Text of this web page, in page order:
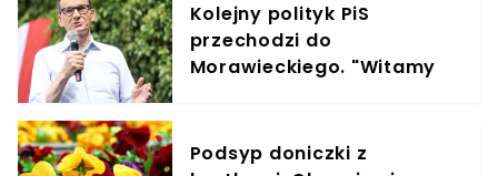
Kolejny polityk PiS
przechodzi do
Morawieckiego. "Witamy
Podsyp doniczki z